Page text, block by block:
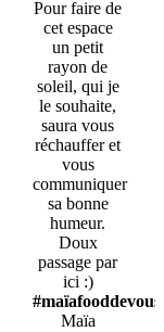
Pour faire de
cet espace
un petit
rayon de
soleil, qui je
le souhaite,
saura vous
réchauffer et
vous
communiquer
sa bonne
humeur.
Doux
passage par
ici :)
#maïafooddevous
Maïa